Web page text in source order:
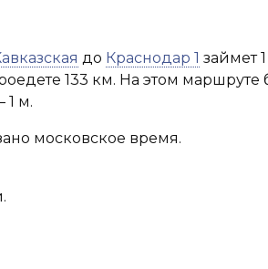
до Краснодар 1 займет
133 км. На этом маршруте
1 м.
московское время.